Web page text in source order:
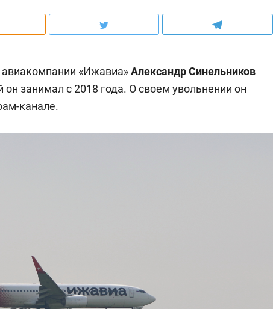
«Ижавиа»Александр Синельников
он занимал с 2018 года. О своем увольнении он
канале.